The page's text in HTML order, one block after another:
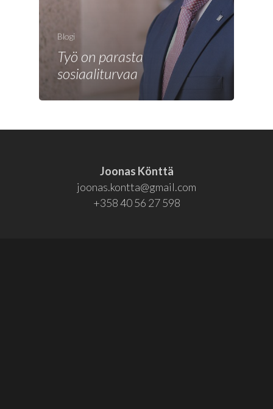
Blogi
Työ on parasta
sosiaaliturvaa
Joonas Könttä
joonas.kontta@gmail.com
+358 40 56 27 598